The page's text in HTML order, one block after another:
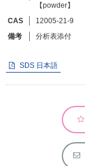
CAS番号で検索
【powder】
CAS
12005-21-9
備考
分析表添付
SDS 日本語